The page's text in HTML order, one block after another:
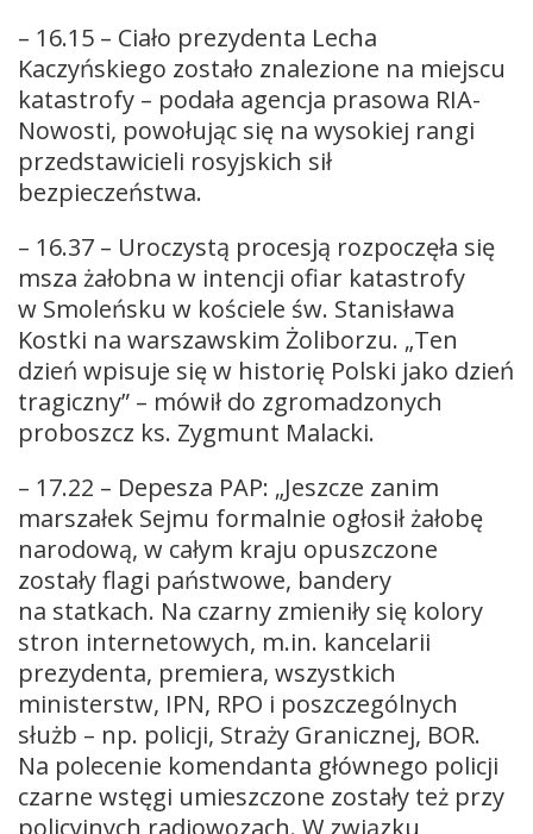
– 16.15 – Ciało prezydenta Lecha
Kaczyńskiego zostało znalezione na miejscu
katastrofy – podała agencja prasowa RIA-
Nowosti, powołując się na wysokiej rangi
przedstawicieli rosyjskich sił
bezpieczeństwa.
– 16.37 – Uroczystą procesją rozpoczęła się
msza żałobna w intencji ofiar katastrofy
w Smoleńsku w kościele św. Stanisława
Kostki na warszawskim Żoliborzu. „Ten
dzień wpisuje się w historię Polski jako dzień
tragiczny” – mówił do zgromadzonych
proboszcz ks. Zygmunt Malacki.
– 17.22 – Depesza PAP: „Jeszcze zanim
marszałek Sejmu formalnie ogłosił żałobę
narodową, w całym kraju opuszczone
zostały flagi państwowe, bandery
na statkach. Na czarny zmieniły się kolory
stron internetowych, m.in. kancelarii
prezydenta, premiera, wszystkich
ministerstw, IPN, RPO i poszczególnych
służb – np. policji, Straży Granicznej, BOR.
Na polecenie komendanta głównego policji
czarne wstęgi umieszczone zostały też przy
policyjnych radiowozach. W związku